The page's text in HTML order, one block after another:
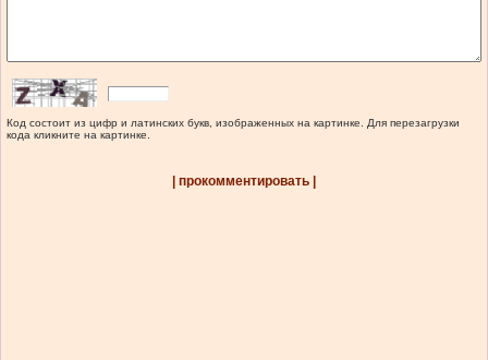
Код состоит из цифр и латинских букв, изображенных на картинке. Для перезагрузки
кода кликните на картинке.
| прокомментировать |